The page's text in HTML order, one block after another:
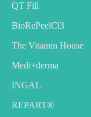
QT Fill
BioRePeelCl3
The Vitamin House
Medi+derma
INGAL
REPART®